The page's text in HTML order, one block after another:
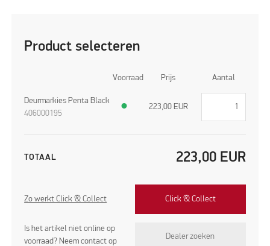
Product selecteren
Voorraad Prijs Aantal
Deurmarkies Penta Black
406000195
● 223,00 EUR
TOTAAL 223,00 EUR
Zo werkt Click & Collect Click & Collect
Is het artikel niet online op
voorraad? Neem contact op
Dealer zoeken